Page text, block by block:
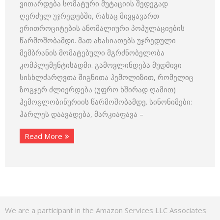
ვითარდება სომატური მუტაციის შედეგად
ღერძულ უჯრედებში, რასაც მივყავართ
ერითროციტების ანომალიური პოპულაციების
წარმოშობამდი. მათ ახასიათებს უჯრედული
მემბრანის მომატებული მგრძნობელობა
კომპლემენტისადმი. გამოვლინდება მუდმივი
სისხლძარღვთა შიგნითა ჰემოლიზით, რომელიც
ზოგჯერ ძლიერდება (უფრო ხშირად ღამით)
ჰემოგლობინურიის წარმოშობამდე. სინონიმები:
ჰარლეს დაავადება, მარკიაფავა –
Read More
We are a participant in the Amazon Services LLC Associates